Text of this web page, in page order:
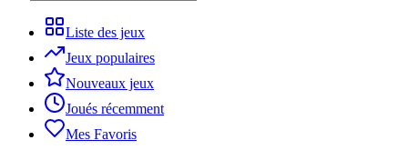
Liste des jeux
Jeux populaires
Nouveaux jeux
Joués récemment
Mes Favoris